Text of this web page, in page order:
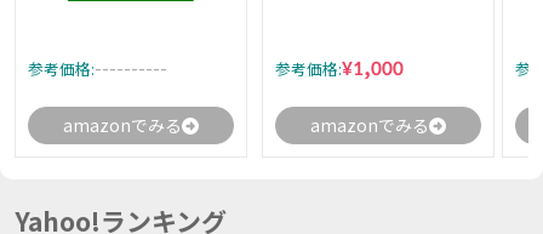
参考価格:----------
amazonでみる
参考価格:¥1,000
amazonでみる
参
Yahoo!ランキング